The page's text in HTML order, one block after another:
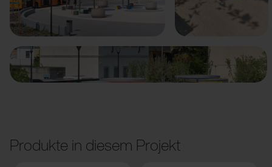
Vorige Weiter
Produkte in diesem Projekt